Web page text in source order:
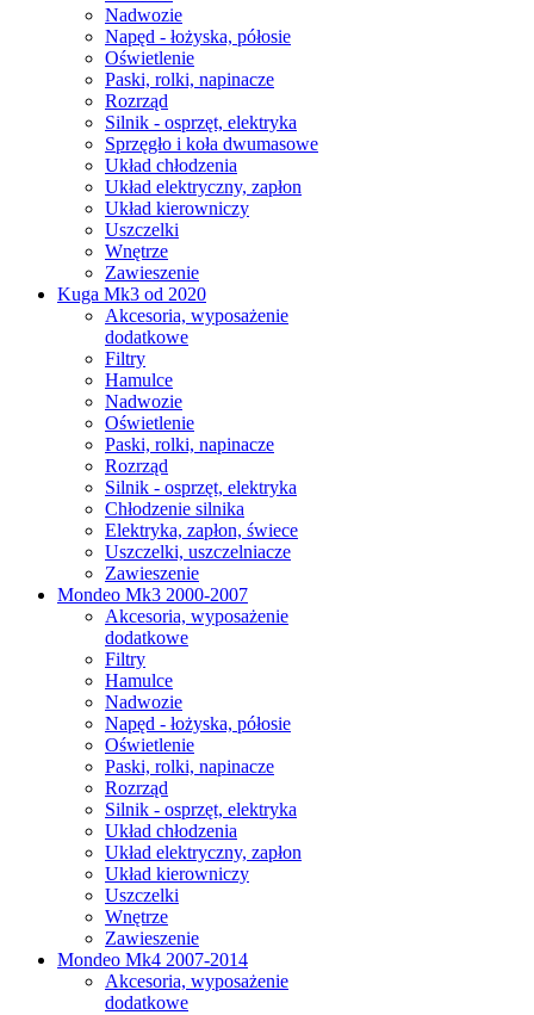
Nadwozie
Napęd - łożyska, półosie
Oświetlenie
Paski, rolki, napinacze
Rozrząd
Silnik - osprzęt, elektryka
Sprzęgło i koła dwumasowe
Układ chłodzenia
Układ elektryczny, zapłon
Układ kierowniczy
Uszczelki
Wnętrze
Zawieszenie
Kuga Mk3 od 2020
Akcesoria, wyposażenie
dodatkowe
Filtry
Hamulce
Nadwozie
Oświetlenie
Paski, rolki, napinacze
Rozrząd
Silnik - osprzęt, elektryka
Chłodzenie silnika
Elektryka, zapłon, świece
Uszczelki, uszczelniacze
Zawieszenie
Mondeo Mk3 2000-2007
Akcesoria, wyposażenie
dodatkowe
Filtry
Hamulce
Nadwozie
Napęd - łożyska, półosie
Oświetlenie
Paski, rolki, napinacze
Rozrząd
Silnik - osprzęt, elektryka
Układ chłodzenia
Układ elektryczny, zapłon
Układ kierowniczy
Uszczelki
Wnętrze
Zawieszenie
Mondeo Mk4 2007-2014
Akcesoria, wyposażenie
dodatkowe